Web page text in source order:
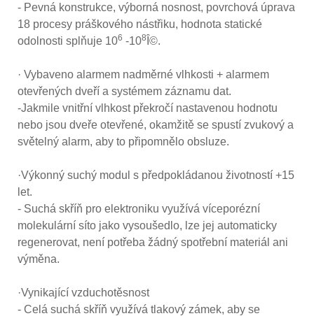
- Pevná konstrukce, výborná nosnost, povrchová úprava
18 procesy práškového nástřiku, hodnota statické
odolnosti splňuje 106 -108 Î©.
· Vybaveno alarmem nadměrné vlhkosti + alarmem
otevřených dveří a systémem záznamu dat.
-Jakmile vnitřní vlhkost překročí nastavenou hodnotu
nebo jsou dveře otevřené, okamžitě se spustí zvukový a
světelný alarm, aby to připomnělo obsluze.
·Výkonný suchý modul s předpokládanou životností +15
let.
- Suchá skříň pro elektroniku využívá víceporézní
molekulární síto jako vysoušedlo, lze jej automaticky
regenerovat, není potřeba žádný spotřební materiál ani
výměna.
·Vynikající vzduchotěsnost
- Celá suchá skříň využívá tlakový zámek, aby se